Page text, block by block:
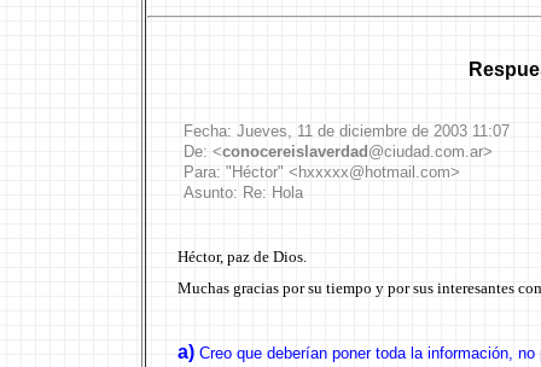
Fecha: Jueves, 11 de diciembre de 2003 11:07
De: <conocereislaverdad @ciudad.com.ar>
Para: " Héctor" < hxxxxx@ hotmail .com>
Asunto: Re: Hola
Héctor, paz de Dios.
Muchas gracias por su tiempo y por sus interesantes
a) Creo que deberían poner toda la información, no